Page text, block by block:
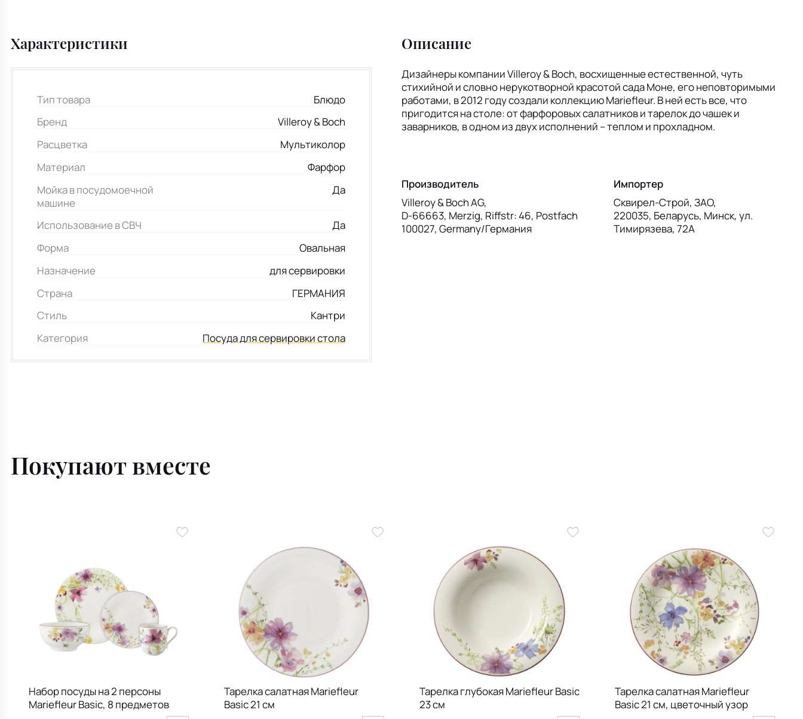
Характеристики
Тип товара
Блюдо
Бренд
Villeroy & Boch
Расцветка
Мультиколор
Материал
Фарфор
Мойка в посудомоечной
машине
Да
Использование в СВЧ
Да
Форма
Овальная
Назначение
для сервировки
Страна
ГЕРМАНИЯ
Стиль
Кантри
Категория
Посуда для сервировки стола
Описание
Дизайнеры компании Villeroy & Boch, восхищенные естественной, чуть
стихийной и словно нерукотворной красотой сада Моне, его неповторимыми
работами, в 2012 году создали коллекцию Mariefleur. В ней есть все, что
пригодится на столе: от фарфоровых салатников и тарелок до чашек и
заварников, в одном из двух исполнений – теплом и прохладном.
Производитель
Villeroy & Boch AG,
D-66663, Merzig, Riffstr: 46, Postfach
100027, Germany/Германия
Импортер
Сквирел-Строй, ЗАО,
220035, Беларусь, Минск, ул.
Тимирязева, 72А
Покупают вместе
Набор посуды на 2 персоны
Mariefleur Basic, 8 предметов
Тарелка салатная Mariefleur
Basic 21 см
Тарелка глубокая Mariefleur Basic
23 см
Тарелка салатная Mariefleur
Basic 21 см, цветочный узор